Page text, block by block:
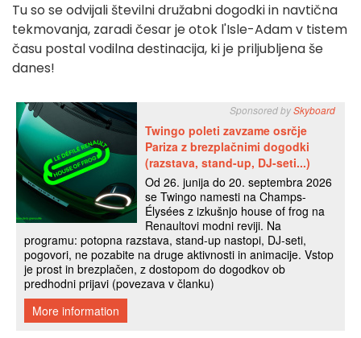
Tu so se odvijali številni družabni dogodki in navtična
tekmovanja, zaradi česar je otok l'Isle-Adam v tistem
času postal vodilna destinacija, ki je priljubljena še
danes!